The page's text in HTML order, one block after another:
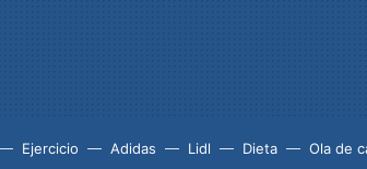
Ejercicio Adidas Lidl Dieta Ola de